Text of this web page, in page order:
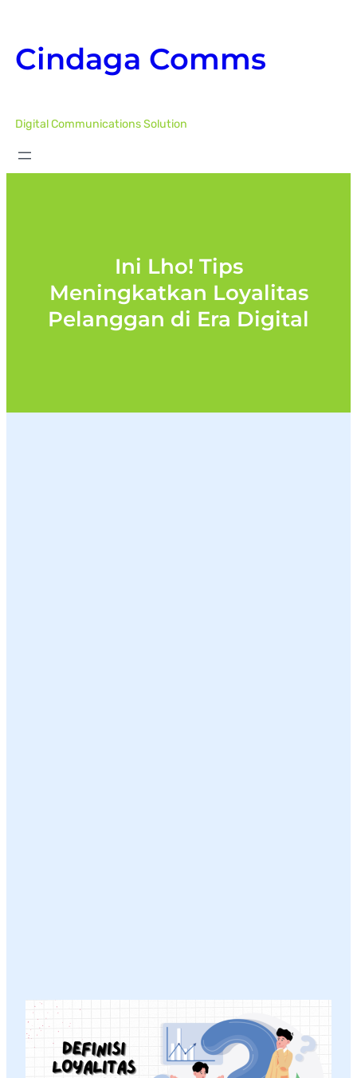
content
Cindaga Comms
Digital Communications Solution
Ini Lho! Tips
Meningkatkan Loyalitas
Pelanggan di Era Digital